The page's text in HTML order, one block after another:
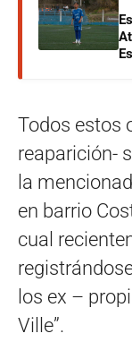
Todos estos
reaparición-
la
en barrio
cual
los ex –
Ville”.